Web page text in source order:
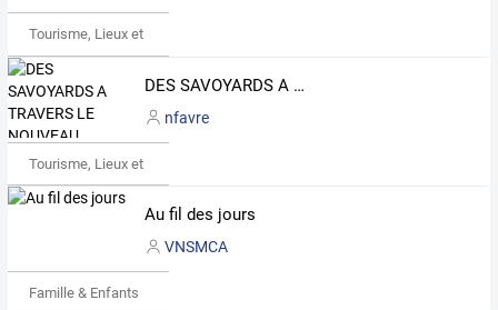
Tourisme, Lieux et Événements
DES SAVOYARDS A TRAVERS LE NOUVEAU MONDE
nfavre
Tourisme, Lieux et Événements
Au fil des jours
VNSMCA
Famille & Enfants